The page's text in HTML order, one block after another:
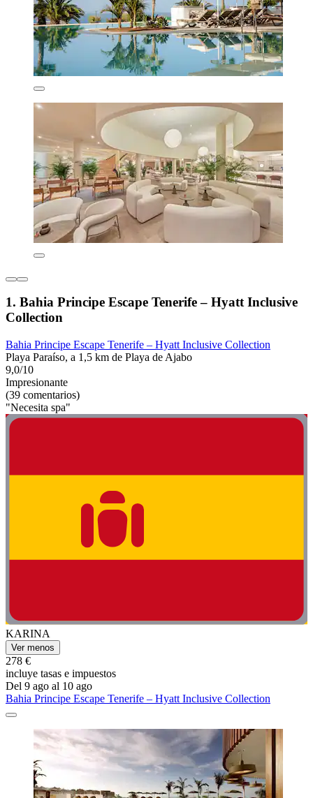
1. Bahia Principe Escape Tenerife – Hyatt Inclusive
Collection
Bahia Principe Escape Tenerife – Hyatt Inclusive Collection
Playa Paraíso, a 1,5 km de Playa de Ajabo
9,0/10
Impresionante
(39 comentarios)
"Necesita spa"
KARINA
Ver menos
278 €
incluye tasas e impuestos
Del 9 ago al 10 ago
Bahia Principe Escape Tenerife – Hyatt Inclusive Collection